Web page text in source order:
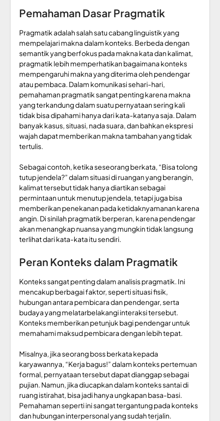
Pemahaman Dasar Pragmatik
Pragmatik adalah salah satu cabang linguistik yang
mempelajari makna dalam konteks. Berbeda dengan
semantik yang berfokus pada makna kata dan kalimat,
pragmatik lebih memperhatikan bagaimana konteks
mempengaruhi makna yang diterima oleh pendengar
atau pembaca. Dalam komunikasi sehari-hari,
pemahaman pragmatik sangat penting karena makna
yang terkandung dalam suatu pernyataan sering kali
tidak bisa dipahami hanya dari kata-katanya saja. Dalam
banyak kasus, situasi, nada suara, dan bahkan ekspresi
wajah dapat memberikan makna tambahan yang tidak
tertulis.
Sebagai contoh, ketika seseorang berkata, “Bisa tolong
tutup jendela?” dalam situasi di ruangan yang berangin,
kalimat tersebut tidak hanya diartikan sebagai
permintaan untuk menutup jendela, tetapi juga bisa
memberikan penekanan pada ketidaknyamanan karena
angin. Di sinilah pragmatik berperan, karena pendengar
akan menangkap nuansa yang mungkin tidak langsung
terlihat dari kata-kata itu sendiri.
Peran Konteks dalam Pragmatik
Konteks sangat penting dalam analisis pragmatik. Ini
mencakup berbagai faktor, seperti situasi fisik,
hubungan antara pembicara dan pendengar, serta
budaya yang melatarbelakangi interaksi tersebut.
Konteks memberikan petunjuk bagi pendengar untuk
memahami maksud pembicara dengan lebih tepat.
Misalnya, jika seorang boss berkata kepada
karyawannya, “Kerja bagus!” dalam konteks pertemuan
formal, pernyataan tersebut dapat dianggap sebagai
pujian. Namun, jika diucapkan dalam konteks santai di
ruang istirahat, bisa jadi hanya ungkapan basa-basi.
Pemahaman seperti ini sangat tergantung pada konteks
dan hubungan interpersonal yang sudah terjalin.